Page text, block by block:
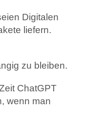
Digitalen
liefern.
zu bleiben.
ChatGPT
wenn man